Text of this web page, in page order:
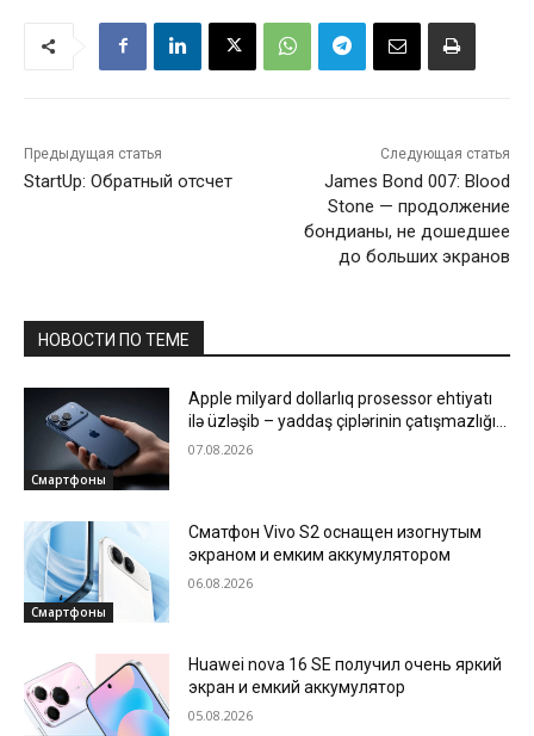
Предыдущая статья
StartUp: Обратный отсчет
Следующая статья
James Bond 007: Blood
Stone — продолжение
бондианы, не дошедшее
до больших экранов
НОВОСТИ ПО ТЕМЕ
Смартфоны
Apple milyard dollarlıq prosessor ehtiyatı
ilə üzləşib – yaddaş çiplərinin çatışmazlığı
istehsalı ləngidir
07.08.2026
Смартфоны
Сматфон Vivo S2 оснащен изогнутым
экраном и емким аккумулятором
06.08.2026
Huawei nova 16 SE получил очень яркий
экран и емкий аккумулятор
05.08.2026